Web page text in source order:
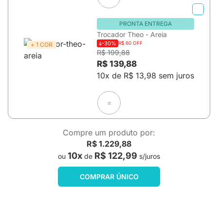
+ 1 COR
PRONTA ENTREGA
Trocador Theo - Areia
-30% R$ 60 OFF
R$ 199,88
R$ 139,88
10x de R$ 13,98 sem juros
=
Compre um produto por:
R$ 1.229,88
ou 10x de R$ 122,99 s/juros
COMPRAR ÚNICO